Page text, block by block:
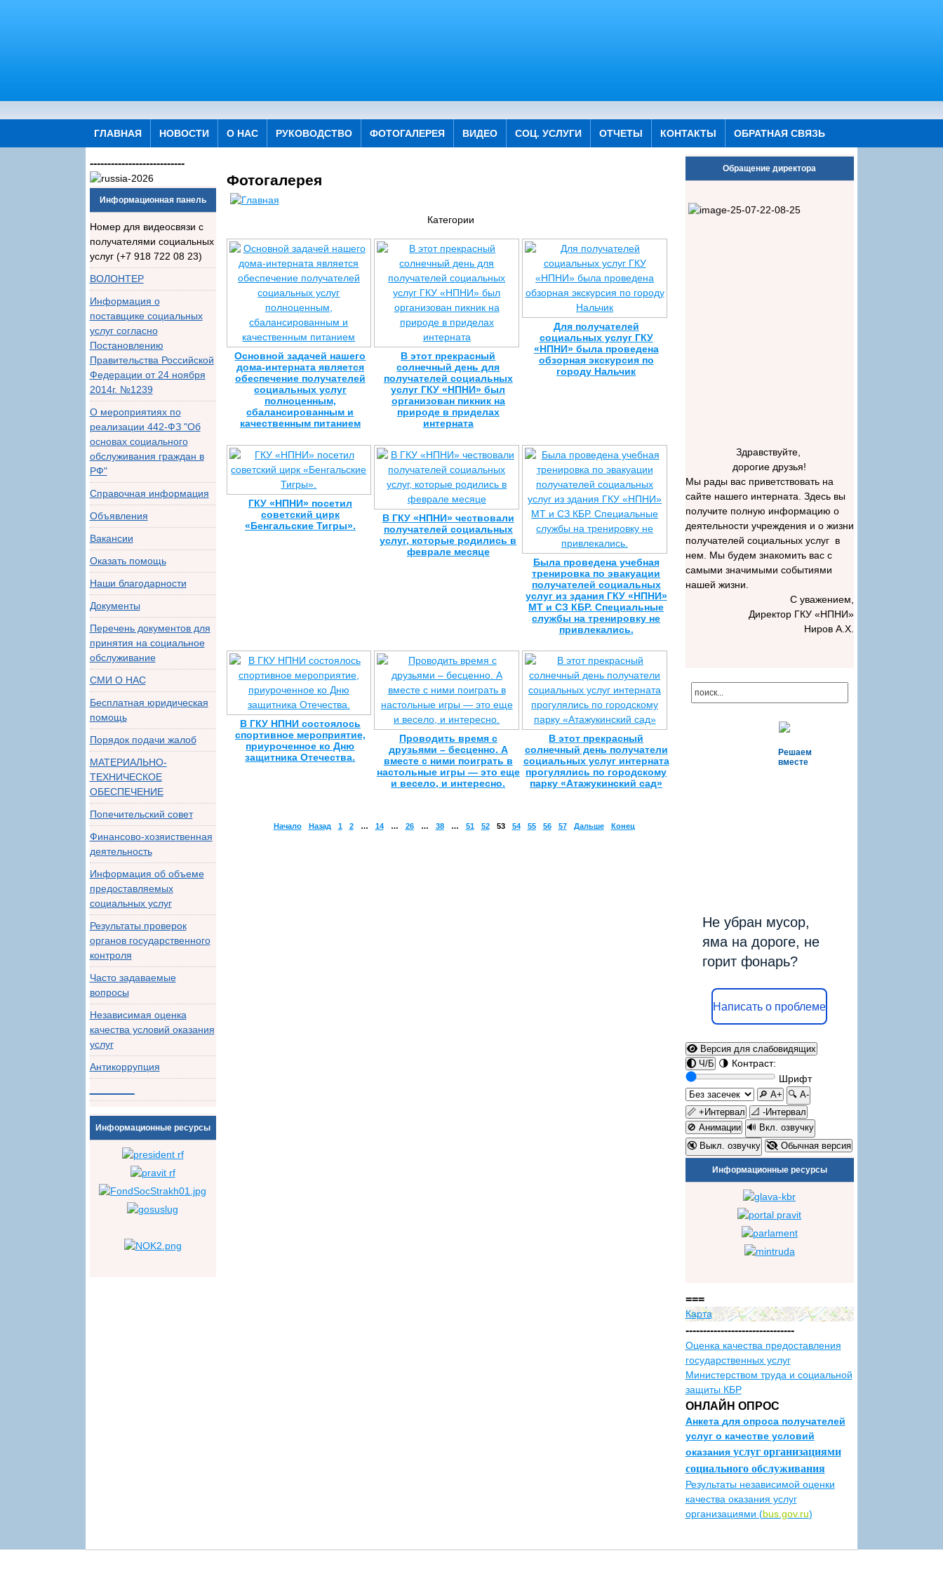
ГЛАВНАЯ НОВОСТИ О НАС РУКОВОДСТВО ФОТОГАЛЕРЕЯ ВИДЕО СОЦ. УСЛУГИ ОТЧЕТЫ КОНТАКТЫ ОБРАТНАЯ СВЯЗЬ
---------------------------
Информационная панель
Номер для видеосвязи с
получателями социальных
услуг (+7 918 722 08 23)
ВОЛОНТЕР
Информация о
поставщике социальных
услуг согласно
Постановлению
Правительства Российской
Федерации от 24 ноября
2014г. №1239
О мероприятиях по
реализации 442-ФЗ "Об
основах социального
обслуживания граждан в
РФ"
Справочная информация
Объявления
Вакансии
Оказать помощь
Наши благодарности
Документы
Перечень документов для
принятия на социальное
обслуживание
СМИ О НАС
Бесплатная юридическая
помощь
Порядок подачи жалоб
МАТЕРИАЛЬНО-
ТЕХНИЧЕСКОЕ
ОБЕСПЕЧЕНИЕ
Попечительский совет
Финансово-хозяиственная
деятельность
Информация об объеме
предоставляемых
социальных услуг
Результаты проверок
органов государственного
контроля
Часто задаваемые
вопросы
Независимая оценка
качества условий оказания
услуг
Антикоррупция
Информационные ресурсы
Фотогалерея
Категории
Основной задачей нашего
дома-интерната является
обеспечение получателей
социальных услуг
полноценным,
сбалансированным и
качественным питанием
В этот прекрасный
солнечный день для
получателей социальных
услуг ГКУ «НПНИ» был
организован пикник на
природе в приделах
интерната
Для получателей
социальных услуг ГКУ
«НПНИ» была проведена
обзорная экскурсия по
городу Нальчик
ГКУ «НПНИ» посетил
советский цирк
«Бенгальские Тигры».
В ГКУ «НПНИ» чествовали
получателей социальных
услуг, которые родились в
феврале месяце
Была проведена учебная
тренировка по эвакуации
получателей социальных
услуг из здания ГКУ «НПНИ»
МТ и СЗ КБР. Специальные
службы на тренировку не
привлекались.
В ГКУ НПНИ состоялось
спортивное мероприятие,
приуроченное ко Дню
защитника Отечества.
Проводить время с
друзьями – бесценно. А
вместе с ними поиграть в
настольные игры — это еще
и весело, и интересно.
В этот прекрасный
солнечный день получатели
социальных услуг интерната
прогулялись по городскому
парку «Атажукинский сад»
Начало Назад 1 2 … 14 … 26 … 38 … 51 52 53 54 55 56 57 Дальше Конец
Обращение директора
Здравствуйте,
дорогие друзья!
Мы рады вас приветствовать на
сайте нашего интерната. Здесь вы
получите полную информацию о
деятельности учреждения и о жизни
получателей социальных услуг в
нем. Мы будем знакомить вас с
самыми значимыми событиями
нашей жизни.
С уважением,
Директор ГКУ «НПНИ»
Ниров А.Х.
Решаем
вместе
Не убран мусор,
яма на дороге, не
горит фонарь?
Написать о проблеме
Версия для слабовидящих
Ч/Б 🌗 Контраст:
Шрифт
🔎 A+
🔍 A-
📏 +Интервал 📐 -Интервал
🚫 Анимации
🔊 Вкл. озвучку
🔇 Выкл. озвучку
Обычная версия
Информационные ресурсы
===
Карта
-------------------------------
Оценка качества предоставления
государственных услуг
Министерством труда и социальной
защиты КБР
ОНЛАЙН ОПРОС
Анкета для опроса получателей
услуг о качестве условий
оказания услуг организациями
социального обслуживания
Результаты независимой оценки
качества оказания услуг
организациями (bus.gov.ru)